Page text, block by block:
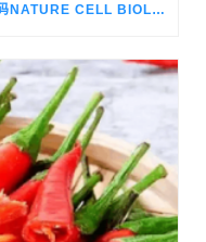
3D空间转录组学解锁胚胎发育原位密码NATURE CELL BIOLOGY